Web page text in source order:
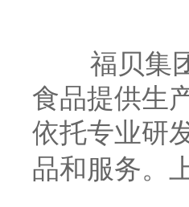
福贝集团
食品提供生
依托专业研
品和服务。